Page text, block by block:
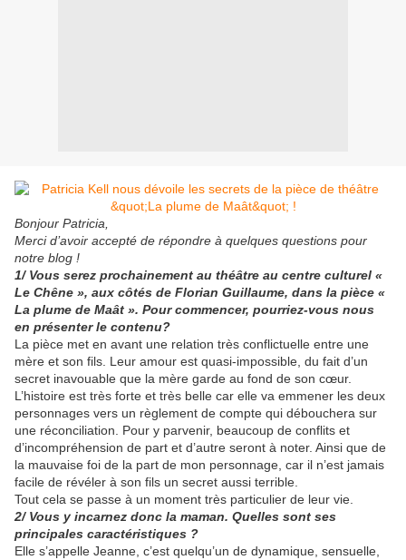
Bonjour Patricia,
Merci d’avoir accepté de répondre à quelques questions pour
notre blog !
1/ Vous serez prochainement au théâtre au centre culturel «
Le Chêne », aux côtés de Florian Guillaume, dans la pièce «
La plume de Maât ». Pour commencer, pourriez-vous nous
en présenter le contenu?
La pièce met en avant une relation très conflictuelle entre une
mère et son fils. Leur amour est quasi-impossible, du fait d’un
secret inavouable que la mère garde au fond de son cœur.
L’histoire est très forte et très belle car elle va emmener les deux
personnages vers un règlement de compte qui débouchera sur
une réconciliation. Pour y parvenir, beaucoup de conflits et
d’incompréhension de part et d’autre seront à noter. Ainsi que de
la mauvaise foi de la part de mon personnage, car il n’est jamais
facile de révéler à son fils un secret aussi terrible.
Tout cela se passe à un moment très particulier de leur vie.
2/ Vous y incarnez donc la maman. Quelles sont ses
principales caractéristiques ?
Elle s’appelle Jeanne, c’est quelqu’un de dynamique, sensuelle,